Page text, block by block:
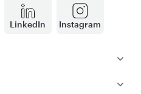
LinkedIn Instagram